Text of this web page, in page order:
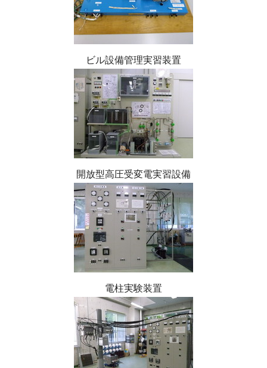
ビル設備管理実習装置
開放型高圧受変電実習設備
電柱実験装置